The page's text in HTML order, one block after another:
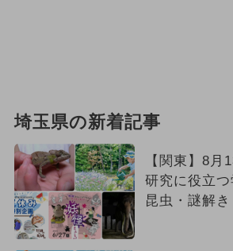
埼玉県の新着記事
【関東】8月
研究に役立つ
昆虫・謎解